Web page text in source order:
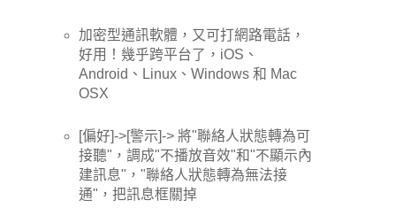
加密型通訊軟體，又可打網路電話，
好用！幾乎跨平台了，iOS、
Android、Linux、Windows 和 Mac
OSX
[偏好]->[警示]-> 將"聯絡人狀態轉為可
接聽"，調成"不播放音效"和"不顯示內
建訊息"，"聯絡人狀態轉為無法接
通"，把訊息框關掉